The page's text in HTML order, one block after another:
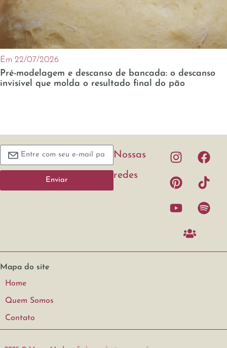
Em 22/07/2026
Pré-modelagem e descanso de bancada: o descanso
invisível que molda o resultado final do pão
Enviar
Nossas
redes
Mapa do site
Home
Quem Somos
Contato